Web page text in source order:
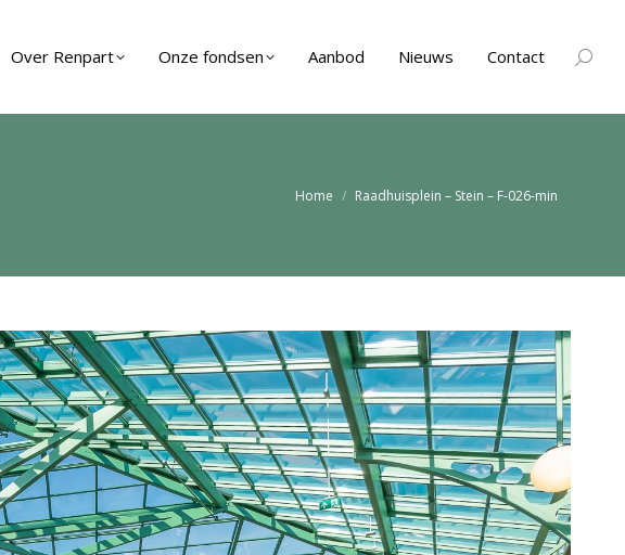
Over Renpart Onze fondsen Aanbod Nieuws Contact
Je bent hier:
Home Raadhuisplein – Stein – F-026-min